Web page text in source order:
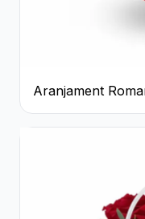
Aranjament
cu Trandafiri și